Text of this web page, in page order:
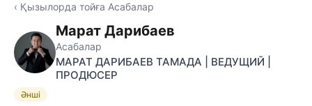
‹ Қызылорда тойға Асабалар
Марат Дарибаев
Асабалар
МАРАТ ДАРИБАЕВ ТАМАДА | ВЕДУЩИЙ |
ПРОДЮСЕР
Әнші